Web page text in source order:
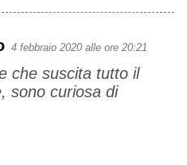
4 febbraio 2020 alle ore 20:21
che suscita tutto il
sono curiosa di